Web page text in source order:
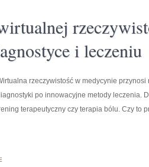
i leczeniu
rzeczywistość w medycynie
po innowacyjne metody leczenia.
terapeutyczny czy terapia bólu. Czy to